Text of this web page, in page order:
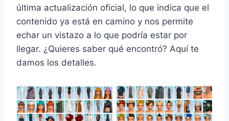
última actualización oficial, lo que indica que el
contenido ya está en camino y nos permite
echar un vistazo a lo que podría estar por
llegar. ¿Quieres saber qué encontró? Aquí te
damos los detalles.